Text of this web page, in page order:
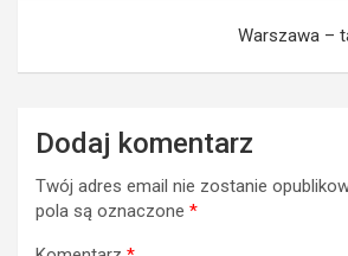
Warszawa –
Dodaj komentarz
Twój adres email nie zostanie
pola są oznaczone *